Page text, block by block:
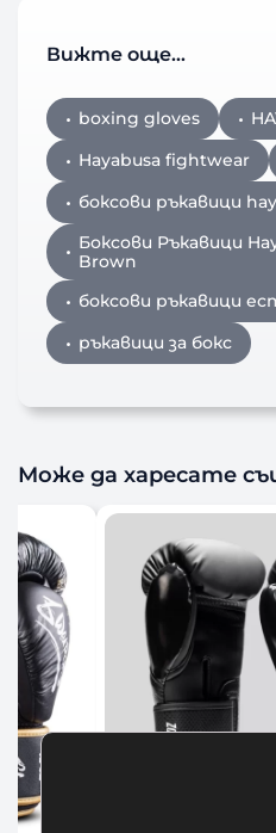
Вижте още…
boxing gloves
Hayabusa fightwear
боксови ръкавици
Боксови Ръкавици
Brown
боксови ръкавици
ръкавици за бокс
Може да харесате